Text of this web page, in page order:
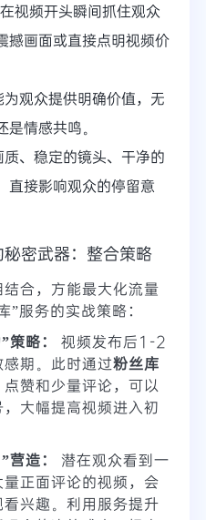
视频开头瞬间抓住观众
撼画面或直接点明视频价
观众提供明确价值，无
情感共鸣。
、稳定的镜头、干净的
直接影响观众的停留意
密武器：整合策略
合，方能最大化流量
”服务的实战策略：
略：
视频发布后1-2
期。此时通过粉丝库
赞和少量评论，可以
大幅提高视频进入初
造：
潜在观众看到一
正面评论的视频，会
兴趣。利用服务提升